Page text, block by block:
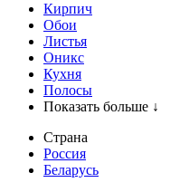
Кирпич
Обои
Листья
Оникс
Кухня
Полосы
Показать больше ↓
Страна
Россия
Беларусь